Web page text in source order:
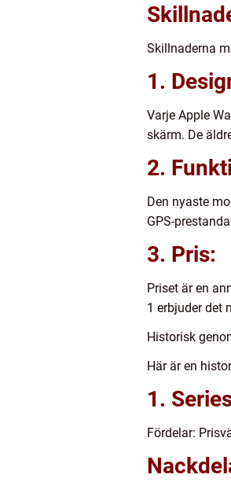
Skillnaderna
1.
Varje Apple
skärm. De
2.
Den nyaste
GPS-
3. Pris:
Priset är en
1 erbjuder det
Historisk
Här är en
1.
Fördelar: